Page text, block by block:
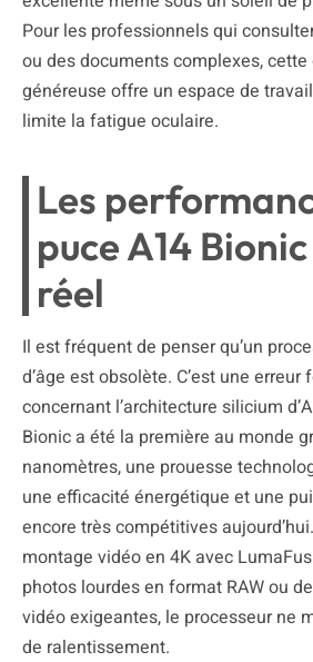
Pour les professionnels qui
ou des documents complexes,
généreuse offre un espace de
limite la fatigue oculaire.
Les
puce A14
réel
Il est fréquent de penser qu’un
d’âge est obsolète. C’est une
concernant l’architecture silicium
Bionic a été la première au monde
nanomètres, une prouesse
une efficacité énergétique et une
encore très compétitives
montage vidéo en 4K avec
photos lourdes en format RAW ou
vidéo exigeantes, le processeur ne
de ralentissement.